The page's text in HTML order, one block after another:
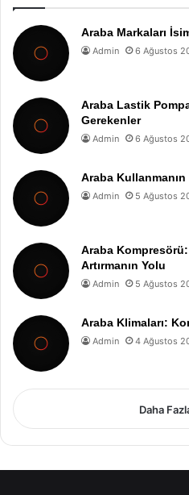
Araba Markaları
Admin 6 Ağustos
Araba Lastik
Gerekenler
Admin 6 Ağustos
Araba
Admin 5 Ağustos
Araba Kompresörü:
Artırmanın Yolu
Admin 5 Ağustos
Araba Klimaları:
Admin 4 Ağustos
Daha